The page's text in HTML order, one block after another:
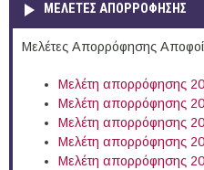
ΜΕΛΕΤΕΣ ΑΠΟΡΡΟΦΗΣΗΣ
Μελέτες Απορρόφησης
Μελέτη απορρόφησης
Μελέτη απορρόφησης
Μελέτη απορρόφησης
Μελέτη απορρόφησης
Μελέτη απορρόφησης